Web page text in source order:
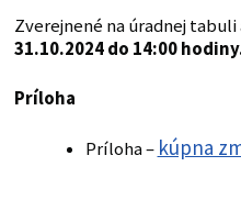
Zverejnené na úradnej
31.10.2024 do 14:00
Príloha
Príloha – kúpna